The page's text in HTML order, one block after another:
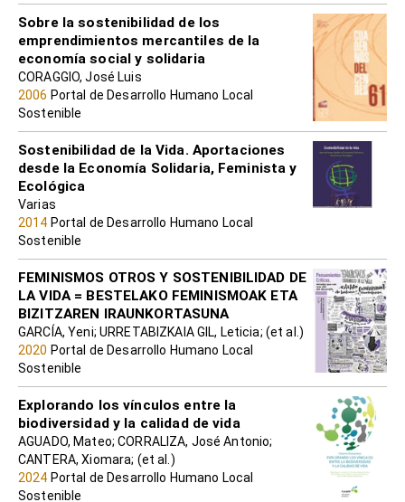
Sobre la sostenibilidad de los
emprendimientos mercantiles de la
economía social y solidaria
CORAGGIO, José Luis
2006 Portal de Desarrollo Humano Local
Sostenible
Sostenibilidad de la Vida. Aportaciones
desde la Economía Solidaria, Feminista y
Ecológica
Varias
2014 Portal de Desarrollo Humano Local
Sostenible
FEMINISMOS OTROS Y SOSTENIBILIDAD DE
LA VIDA = BESTELAKO FEMINISMOAK ETA
BIZITZAREN IRAUNKORTASUNA
GARCÍA, Yeni; URRETABIZKAIA GIL, Leticia; (et al.)
2020 Portal de Desarrollo Humano Local
Sostenible
Explorando los vínculos entre la
biodiversidad y la calidad de vida
AGUADO, Mateo; CORRALIZA, José Antonio;
CANTERA, Xiomara; (et al.)
2024 Portal de Desarrollo Humano Local
Sostenible